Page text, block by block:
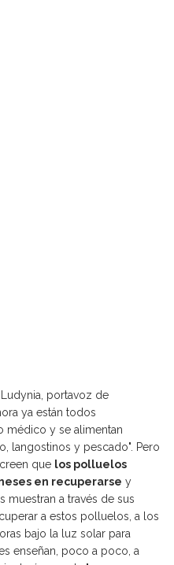
Ludynia, portavoz de
ya están todos
médico y se alimentan
langostinos y pescado". Pero
que los polluelos
en recuperarse y
muestran a través de sus
a estos polluelos, a los
bajo la luz solar para
enseñan, poco a poco, a